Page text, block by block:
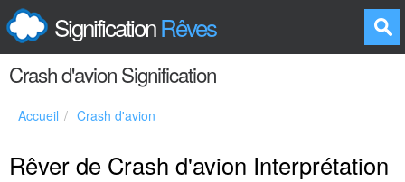
SignificationRêves
Crash d'avion Signification
Accueil Crash d'avion
Rêver de Crash d'avion Interprétation